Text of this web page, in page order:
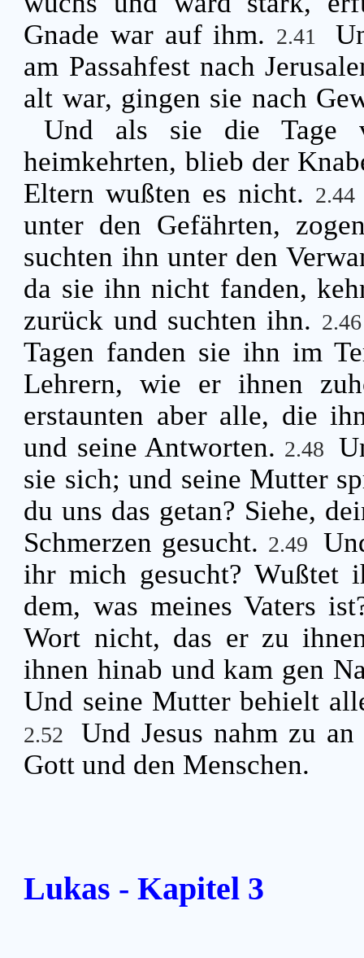
Gnade war auf ihm. 2.41
am Passahfest nach
alt war, gingen sie nach
Und als sie die Tage
heimkehrten, blieb der
Eltern wußten es nicht.
unter den Gefährten,
suchten ihn unter den
da sie ihn nicht fanden,
zurück und suchten ihn.
Tagen fanden sie ihn im
Lehrern, wie er ihnen
erstaunten aber alle, die
und seine Antworten. 2.48
sie sich; und seine Mutter
du uns das getan? Siehe,
Schmerzen gesucht. 2.49
ihr mich gesucht?
dem, was meines Vaters
Wort nicht, das er zu
ihnen hinab und kam gen
Und seine Mutter behielt
2.52
Und Jesus nahm zu
Gott und den Menschen.
Lukas - Kapitel 3